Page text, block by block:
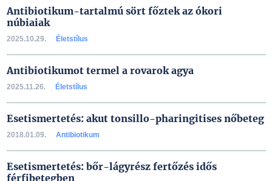
Antibiotikum-tartalmú sört főztek az ókori
núbiaiak
2025.10.29. Életstílus
Antibiotikumot termel a rovarok agya
2025.11.26. Életstílus
Esetismertetés: akut tonsillo-pharingitises nőbeteg
2018.01.09. Antibiotikum
Esetismertetés: bőr-lágyrész fertőzés idős
férfibetegben